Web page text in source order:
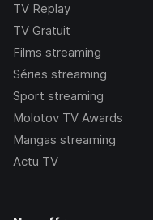
TV Replay
TV Gratuit
Films streaming
Séries streaming
Sport streaming
Molotov TV Awards
Mangas streaming
Actu TV